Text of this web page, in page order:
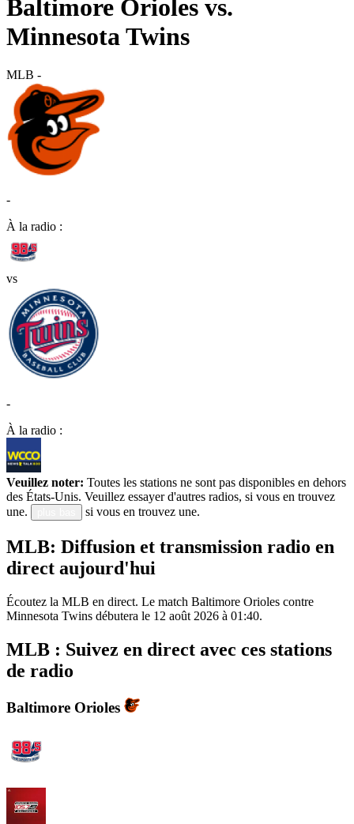
Baltimore Orioles vs.
Minnesota Twins
MLB -
-
À la radio :
vs
-
À la radio :
Veuillez noter: Toutes les stations ne sont pas disponibles en dehors
des États-Unis. Veuillez essayer d'autres radios, si vous en trouvez
une.
si vous en trouvez une.
MLB: Diffusion et transmission radio en
direct aujourd'hui
Écoutez la MLB en direct. Le match Baltimore Orioles contre
Minnesota Twins débutera le 12 août 2026 à 01:40.
MLB : Suivez en direct avec ces stations
de radio
Baltimore Orioles